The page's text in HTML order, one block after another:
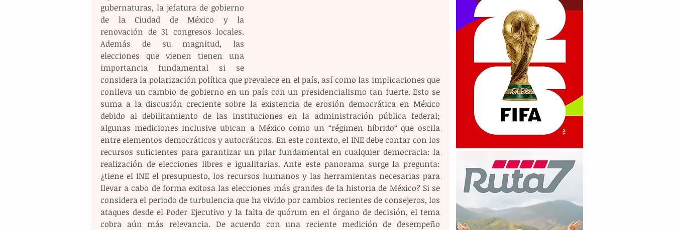
gubernaturas, la jefatura de gobierno
de la Ciudad de México y la
renovación de 31 congresos locales.
Además de su magnitud, las
elecciones que vienen tienen una
importancia fundamental si se
considera la polarización política que prevalece en el país, así como las implicaciones que
conlleva un cambio de gobierno en un país con un presidencialismo tan fuerte. Esto se
suma a la discusión creciente sobre la existencia de erosión democrática en México
debido al debilitamiento de las instituciones en la administración pública federal;
algunas mediciones inclusive ubican a México como un “régimen híbrido“ que oscila
entre elementos democráticos y autocráticos. En este contexto, el INE debe contar con los
recursos suficientes para garantizar un pilar fundamental en cualquier democracia: la
realización de elecciones libres e igualitarias. Ante este panorama surge la pregunta:
¿tiene el INE el presupuesto, los recursos humanos y las herramientas necesarias para
llevar a cabo de forma exitosa las elecciones más grandes de la historia de México? Si se
considera el periodo de turbulencia que ha vivido por cambios recientes de consejeros, los
ataques desde el Poder Ejecutivo y la falta de quórum en el órgano de decisión, el tema
cobra aún más relevancia. De acuerdo con una reciente medición de desempeño